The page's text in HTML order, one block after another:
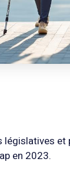
législatives
en 2023.